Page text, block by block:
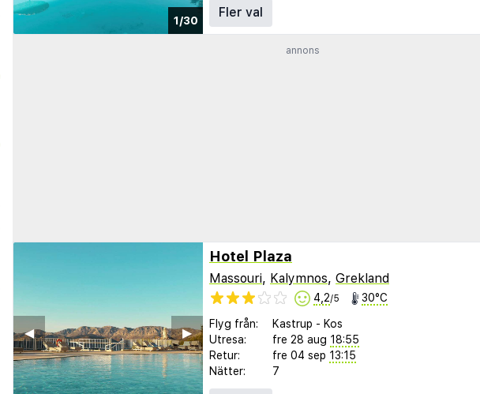
1/30
Fler val
annons
▶︎
◀︎
Hotel Plaza
Massouri, Kalymnos, Grekland
4,2/5 30°C
Flyg från: Kastrup - Kos
Utresa:
fre 28 aug 18:55
Retur:
fre 04 sep 13:15
Nätter:
7